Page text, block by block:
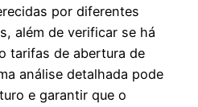
por diferentes
além de verificar se há
tarifas de abertura de
análise detalhada pode
e garantir que o